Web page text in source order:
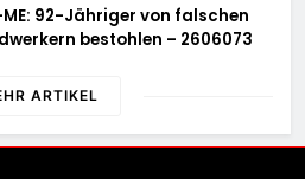
ME: 92-Jähriger von falschen
bestohlen – 2606073
ARTIKEL